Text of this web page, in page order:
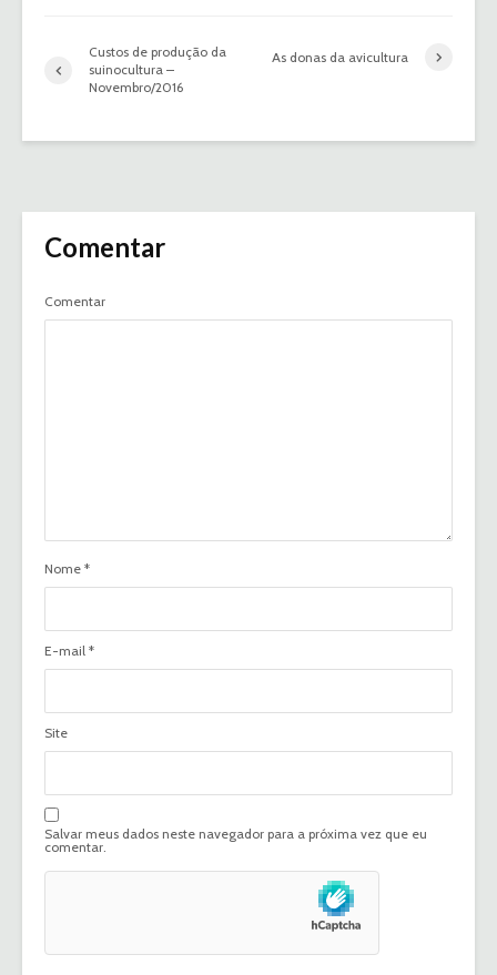
Custos de produção da
suinocultura –
Novembro/2016
As donas da avicultura
Comentar
Comentar
Nome *
E-mail *
Site
Salvar meus dados neste navegador para a próxima vez que eu
comentar.